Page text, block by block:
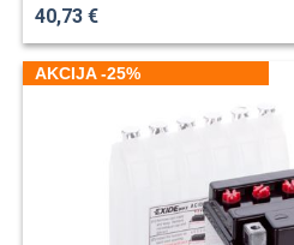
40,73 €
AKCIJA -25%